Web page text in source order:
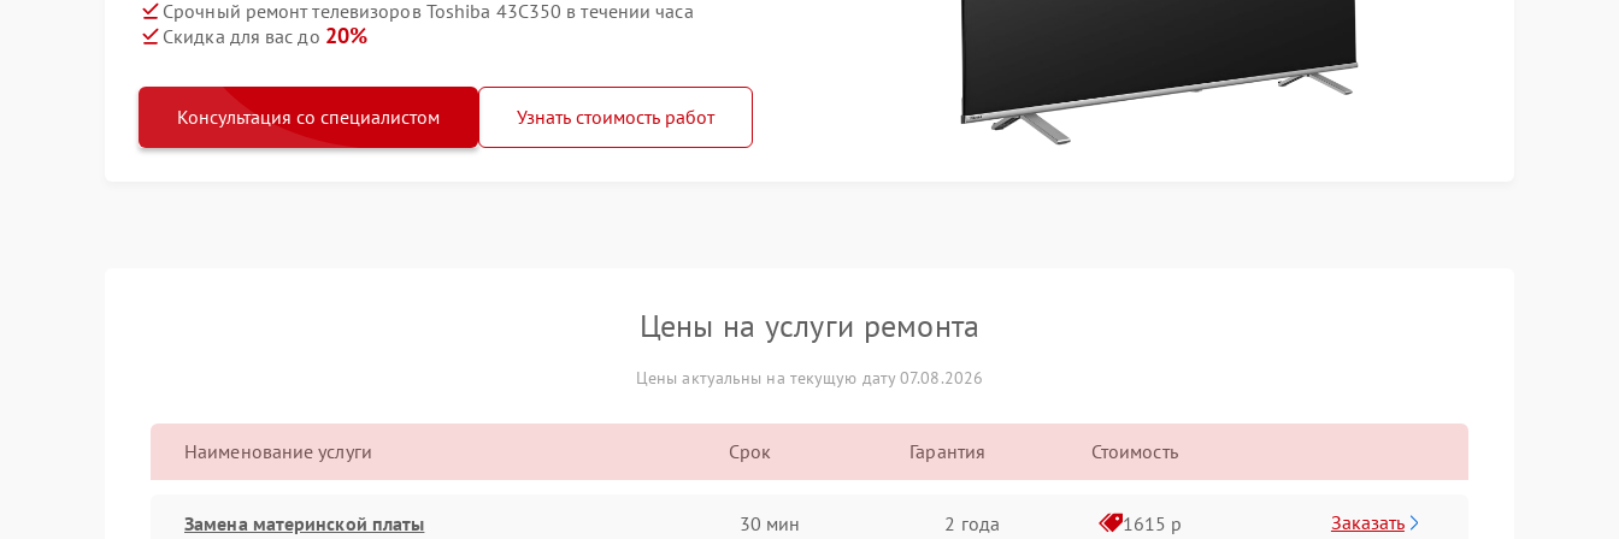
Срочный ремонт телевизоров Toshiba 43C350 в течении часа
Скидка для вас до 20%
Консультация со специалистом Узнать стоимость работ
Цены на услуги ремонта
Цены актуальны на текущую дату 07.08.2026
Наименование услуги Срок Гарантия Стоимость
Замена материнской платы 30 мин 2 года 1615 р Заказать